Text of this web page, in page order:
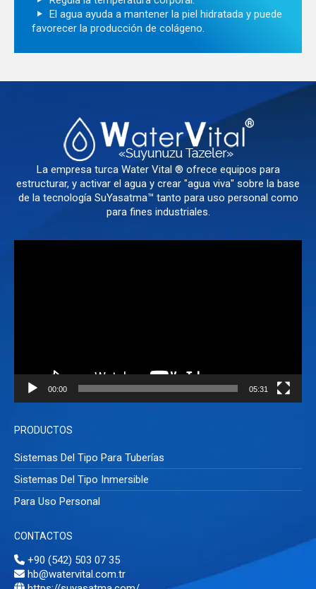
El agua ayuda a mantener la piel hidratada y puede
favorecer la producción de colágeno.
La empresa turca Water Vital ® ofrece equipos para
estructurar, y activar el agua y crear "agua viva" sobre la base
de la tecnología SuYasatma™ tanto para uso personal como
para fines industriales.
00:00 05:31
PRODUCTOS
Sistemas Del Tipo Para Tuberías
Sistemas Del Tipo Inmersible
Para Uso Personal
CONTACTOS
+90 (542) 503 07 35
hb@watervital.com.tr